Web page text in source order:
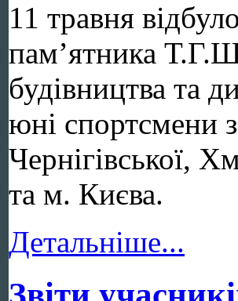
11 травня
пам’ятника
будівництва та
юні спортсмени
Чернігівської,
та м. Києва.
Детальніше...